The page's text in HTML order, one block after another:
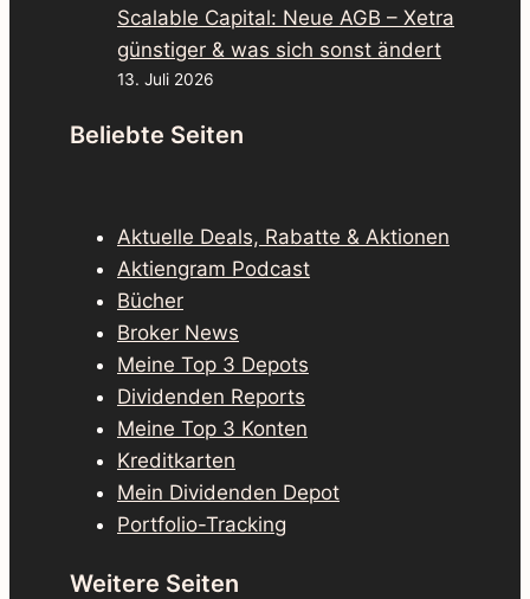
Scalable Capital: Neue AGB – Xetra
günstiger & was sich sonst ändert
13. Juli 2026
Beliebte Seiten
Aktuelle Deals, Rabatte & Aktionen
Aktiengram Podcast
Bücher
Broker News
Meine Top 3 Depots
Dividenden Reports
Meine Top 3 Konten
Kreditkarten
Mein Dividenden Depot
Portfolio-Tracking
Weitere Seiten